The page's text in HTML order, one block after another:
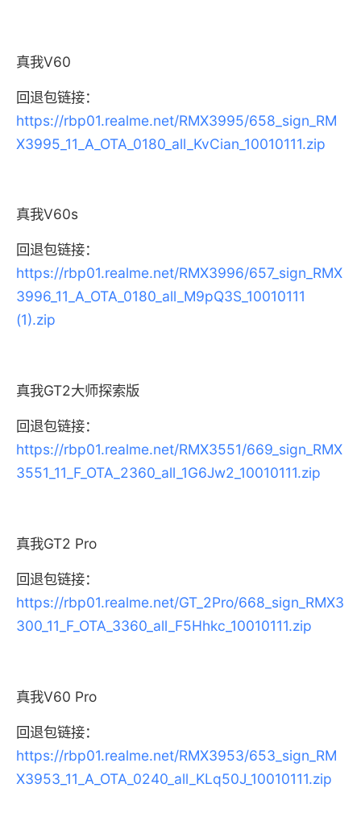
真我V60
回退包链接：
https://rbp01.realme.net/RMX3995/658_sign_RM
X3995_11_A_OTA_0180_all_KvCian_10010111.zip
真我V60s
回退包链接：
https://rbp01.realme.net/RMX3996/657_sign_RMX
3996_11_A_OTA_0180_all_M9pQ3S_10010111
(1).zip
真我GT2大师探索版
回退包链接：
https://rbp01.realme.net/RMX3551/669_sign_RMX
3551_11_F_OTA_2360_all_1G6Jw2_10010111.zip
真我GT2 Pro
回退包链接：
https://rbp01.realme.net/GT_2Pro/668_sign_RMX3
300_11_F_OTA_3360_all_F5Hhkc_10010111.zip
真我V60 Pro
回退包链接：
https://rbp01.realme.net/RMX3953/653_sign_RM
X3953_11_A_OTA_0240_all_KLq50J_10010111.zip